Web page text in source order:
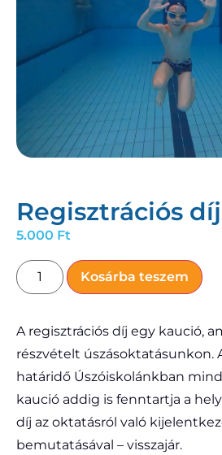
Regisztrációs díj
5.000 Ft
Kosárba teszem
A regisztrációs díj egy kaució,
részvételt úszásoktatásunkon.
határidő Úszóiskolánkban
kaució addig is fenntartja a
díj az oktatásról való
bemutatásával – visszajár.